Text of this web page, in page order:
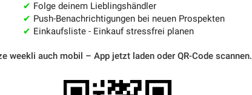
✔ Folge deinem Lieblingshändler
✔ Push-Benachrichtigungen bei neuen Prospekten
✔ Einkaufsliste - Einkauf stressfrei planen
weekli auch mobil – App jetzt laden oder QR-Code scannen.